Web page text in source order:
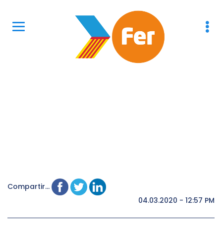
Compartir...
04.03.2020 - 12:57 PM